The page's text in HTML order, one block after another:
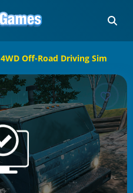
4WD Off-Road Driving Sim